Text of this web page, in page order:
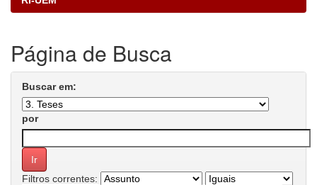
Página de Busca
Buscar em:
por
Filtros correntes: